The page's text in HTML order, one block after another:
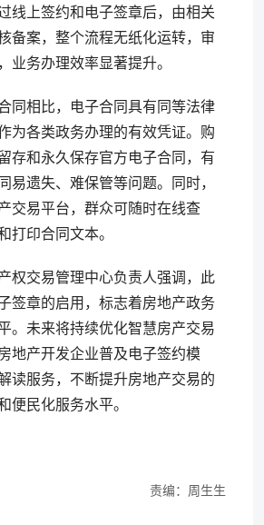
线上签约和电子签章后，由相关
备案，整个流程无纸化运转，审
业务办理效率显著提升。
同相比，电子合同具有同等法律
为各类政务办理的有效凭证。购
存和永久保存官方电子合同，有
易遗失、难保管等问题。同时，
交易平台，群众可随时在线查
打印合同文本。
权交易管理中心负责人强调，此
签章的启用，标志着房地产政务
。未来将持续优化智慧房产交易
地产开发企业普及电子签约模
读服务，不断提升房地产交易的
便民化服务水平。
责编：周生生